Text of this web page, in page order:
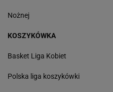
Nożnej
KOSZYKÓWKA
Basket Liga Kobiet
Polska liga koszykówki